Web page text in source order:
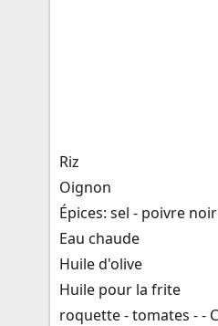
Riz
Oignon
Épices: sel - poivre
Eau chaude
Huile d'olive
Huile pour la frite
roquette - tomates - -